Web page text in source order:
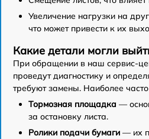
Увеличение нагрузки на
что может привести к их
Какие детали могли
При обращении в наш сервис-
проведут диагностику и
требуют замены. Наиболее
Тормозная площадка —
за остановку листа.
Ролики подачи бумаги — их